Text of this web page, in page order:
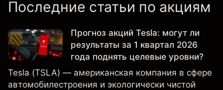
Последние статьи по акциям
Прогноз акций Tesla: могут ли
результаты за 1 квартал 2026
года поднять целевые уровни?
Tesla (TSLA) — американская компания в сфере
автомобилестроения и экологически чистой